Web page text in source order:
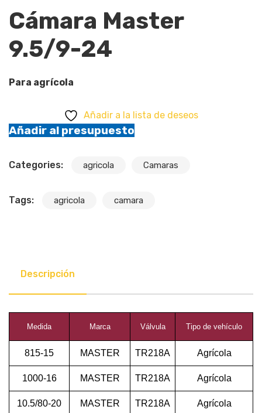
Cámara Master
9.5/9-24
Para agrícola
Añadir a la lista de deseos
Añadir al presupuesto
Categories: agricola Camaras
Tags: agricola camara
Descripción
Medida Marca Válvula Tipo de vehículo
815-15 MASTER TR218A Agrícola
1000-16 MASTER TR218A Agrícola
10.5/80-20 MASTER TR218A Agrícola